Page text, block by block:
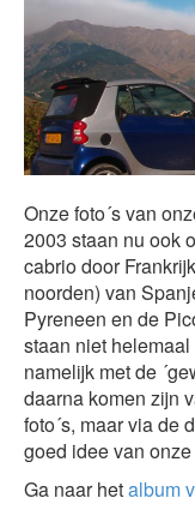
Onze foto´s van
2003 staan nu ook
cabrio door
noorden) van
Pyreneen en de
staan niet
namelijk met de
daarna komen zijn
foto´s, maar via de
goed idee van
Ga naar hetalbum